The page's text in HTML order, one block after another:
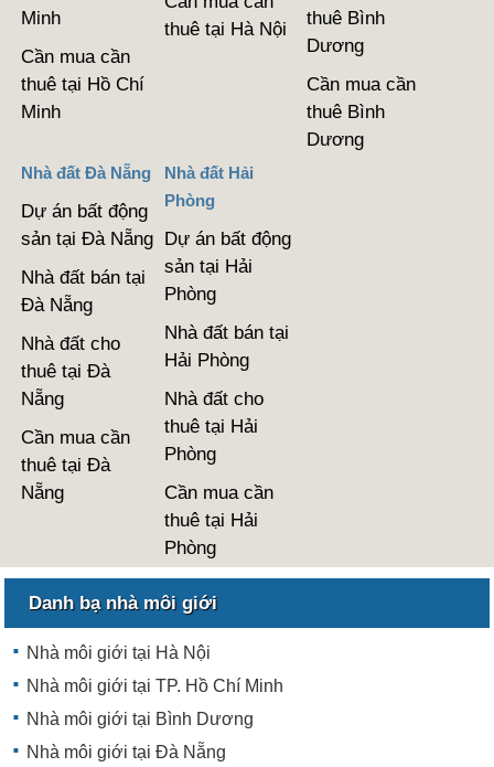
Minh
Cần mua cần
thuê tại Hồ Chí
Minh
thuê tại Hà Nội
thuê Bình
Dương
Cần mua cần
thuê Bình
Dương
Nhà đất Đà Nẵng
Dự án bất động
sản tại Đà Nẵng
Nhà đất bán tại
Đà Nẵng
Nhà đất cho
thuê tại Đà
Nẵng
Cần mua cần
thuê tại Đà
Nẵng
Nhà đất Hải
Phòng
Dự án bất động
sản tại Hải
Phòng
Nhà đất bán tại
Hải Phòng
Nhà đất cho
thuê tại Hải
Phòng
Cần mua cần
thuê tại Hải
Phòng
Danh bạ nhà môi giới
Nhà môi giới tại Hà Nội
Nhà môi giới tại TP. Hồ Chí Minh
Nhà môi giới tại Bình Dương
Nhà môi giới tại Đà Nẵng